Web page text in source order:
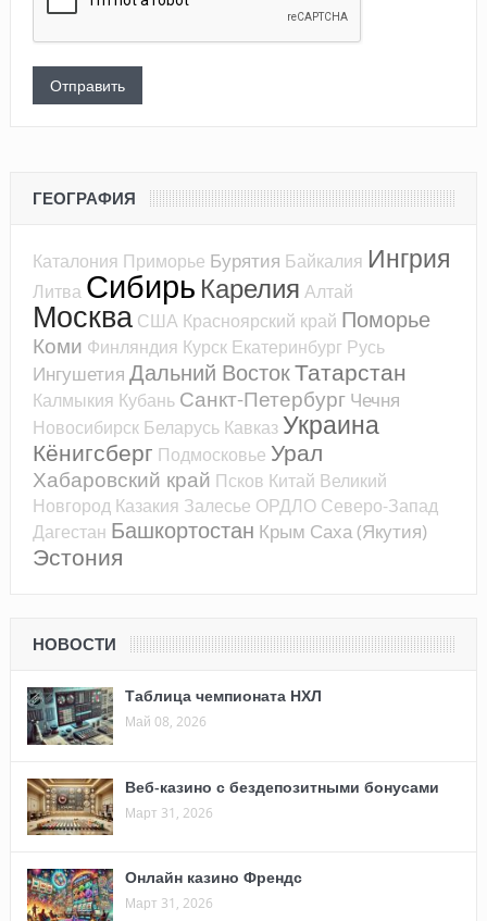
ГЕОГРАФИЯ
Каталония Приморье Бурятия Байкалия Ингрия
Литва Сибирь Карелия Алтай
Москва США Красноярский край Поморье
Коми Финляндия Курск Екатеринбург Русь
Ингушетия Дальний ВостокТатарстан
Калмыкия Кубань Санкт-Петербург Чечня
Новосибирск Беларусь Кавказ Украина
Кёнигсберг Подмосковье Урал
Хабаровский край Псков Китай Великий
Новгород Казакия Залесье ОРДЛО Северо-Запад
Дагестан Башкортостан Крым Саха (Якутия)
Эстония
НОВОСТИ
Таблица чемпионата НХЛ
Май 08, 2026
Веб-казино с бездепозитными бонусами
Март 31, 2026
Онлайн казино Френдс
Март 31, 2026